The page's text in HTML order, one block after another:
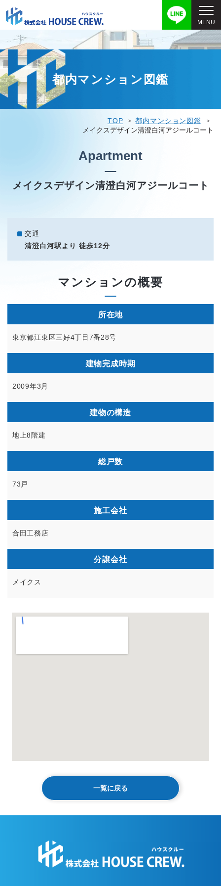
都内マンション図鑑
TOP
都内マンション図鑑
メイクスデザイン清澄白河アジールコート
Apartment
メイクスデザイン清澄白河アジールコート
交通
清澄白河駅より 徒歩12分
マンションの概要
所在地
東京都江東区三好4丁目7番28号
建物完成時期
2009年3月
建物の構造
地上8階建
総戸数
73戸
施工会社
合田工務店
分譲会社
メイクス
一覧に戻る